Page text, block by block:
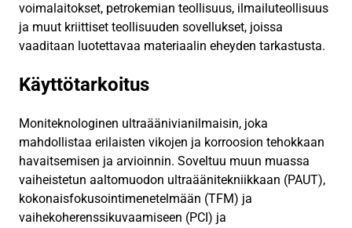
voimalaitokset, petrokemian teollisuus, ilmailuteollisuus
ja muut kriittiset teollisuuden sovellukset, joissa
vaaditaan luotettavaa materiaalin eheyden tarkastusta.
Käyttötarkoitus
Moniteknologinen ultraäänivianilmaisin, joka
mahdollistaa erilaisten vikojen ja korroosion tehokkaan
havaitsemisen ja arvioinnin. Soveltuu muun muassa
vaiheistetun aaltomuodon ultraäänitekniikkaan (PAUT),
kokonaisfokusointimenetelmään (TFM) ja
vaihekoherenssikuvaamiseen (PCI) ja